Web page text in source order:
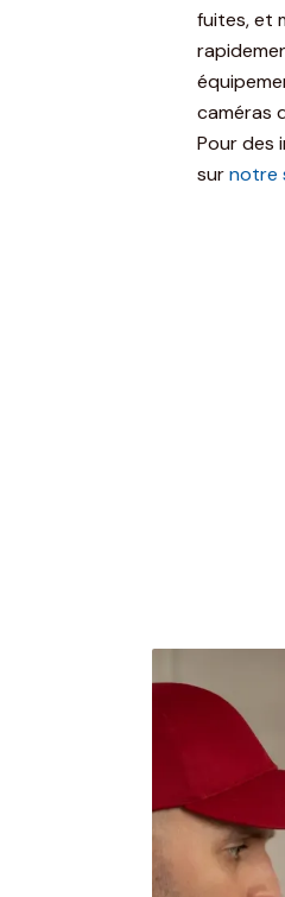
fuites, et
caméras
Pour des
surnotre